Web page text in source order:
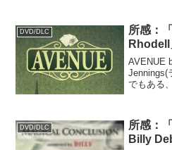
DVD/DLC
所感：
Rhodell
AVENUE
Jennings(
でもある
DVD/DLC
所感：
Billy